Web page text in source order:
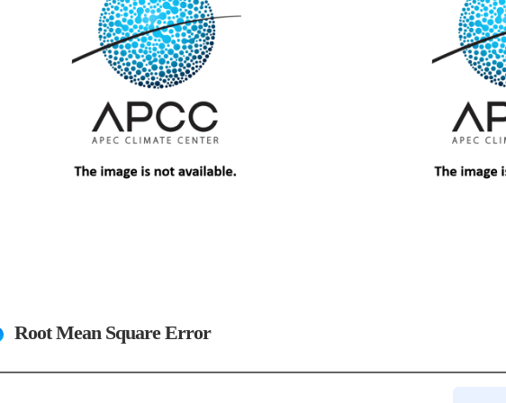
Root Mean Square Error